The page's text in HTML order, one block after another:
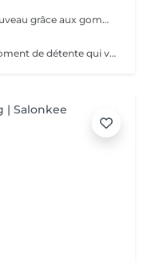
Offrez à votre peau un véritable renouveau grâce aux gommages corps Gemology. Enrichis en extraits minéraux précieux et en ingrédients naturels, ils exfolient en douceur, éliminent les cellules mortes et révèlent l'éclat de la peau. Leur texture sensorielle et leurs parfums délicats transforment l'exfoliation en un rituel de bien-être luxueux. Résultat : une peau lisse, douce, parfaitement préparée à recevoir les soins suivants.
Le gommage du corps est un vrai moment de détente qui va permettre à la peau de se débarrasser de ses inégalités et de retrouver une peau toute douce. Ce soin est parfait juste avant d'aller au soleil pour permettre à la peau de mieux bronzer.